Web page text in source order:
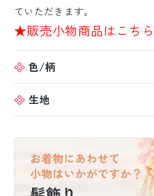
ていただきます。
★販売小物商品はこち
色/柄
生地